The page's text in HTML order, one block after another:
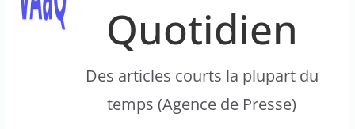
Quotidien
Des articles courts la plupart du
temps (Agence de Presse)